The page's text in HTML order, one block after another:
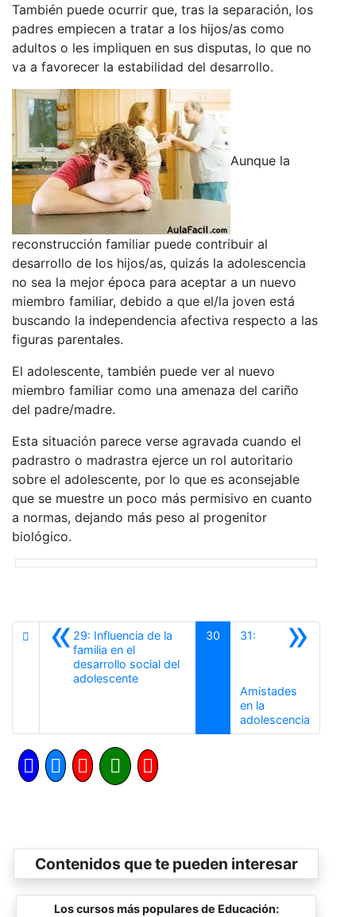
También puede ocurrir que, tras la separación, los
padres empiecen a tratar a los hijos/as como
adultos o les impliquen en sus disputas, lo que no
va a favorecer la estabilidad del desarrollo.
Aunque la
reconstrucción familiar puede contribuir al
desarrollo de los hijos/as, quizás la adolescencia
no sea la mejor época para aceptar a un nuevo
miembro familiar, debido a que el/la joven está
buscando la independencia afectiva respecto a las
figuras parentales.
El adolescente, también puede ver al nuevo
miembro familiar como una amenaza del cariño
del padre/madre.
Esta situación parece verse agravada cuando el
padrastro o madrastra ejerce un rol autoritario
sobre el adolescente, por lo que es aconsejable
que se muestre un poco más permisivo en cuanto
a normas, dejando más peso al progenitor
biológico.
«29: Influencia de la
familia en el
desarrollo social del
adolescenteAnterior
30 »
31:
Amistades
en la
adolescencia
Contenidos que te pueden interesar
Los cursos más populares de Educación: